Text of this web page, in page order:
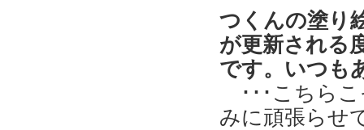
つくんの塗り
が更新される
です。いつも
･･･こちら
みに頑張らせ